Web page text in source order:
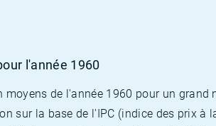
l'année 1960
de l'année 1960 pour un
sur la base de l'IPC (indice des prix à